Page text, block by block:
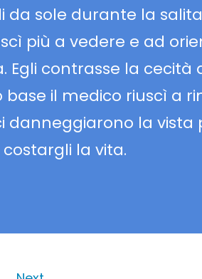
da sole durante la
più a vedere e ad
Egli contrasse la
base il medico riuscì a
danneggiarono la
la vita.